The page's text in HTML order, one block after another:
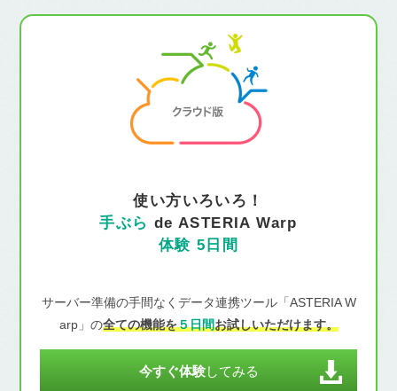
使い方いろいろ！
手ぶら de ASTERIA Warp
体験 5日間
サーバー準備の手間なくデータ連携ツール「ASTERIA W
arp」の全ての機能を５日間お試しいただけます。
今すぐ体験してみる